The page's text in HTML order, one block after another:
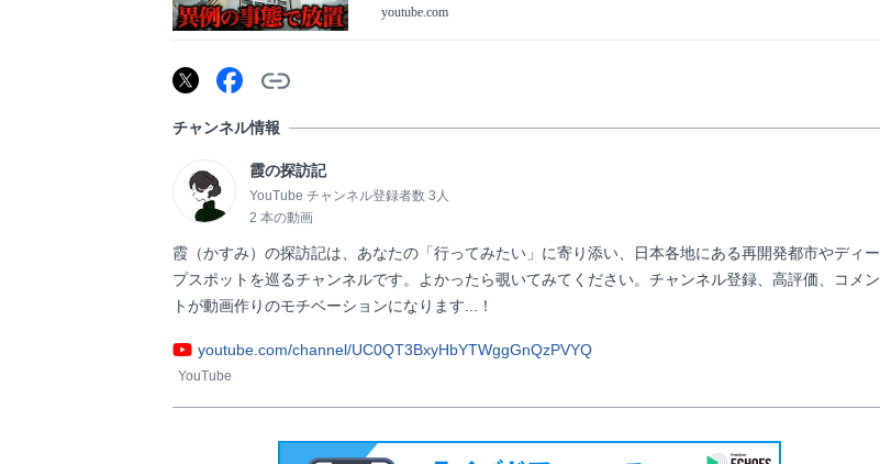
youtube.com
チャンネル情報
霞の探訪記
YouTube チャンネル登録者数 3人
2 本の動画
霞（かすみ）の探訪記は、あなたの「行ってみたい」に寄り添い、日本各地にある再開発都市やディー
プスポットを巡るチャンネルです。よかったら覗いてみてください。チャンネル登録、高評価、コメン
トが動画作りのモチベーションになります...！
youtube.com/channel/UC0QT3BxyHbYTWggGnQzPVYQ
YouTube